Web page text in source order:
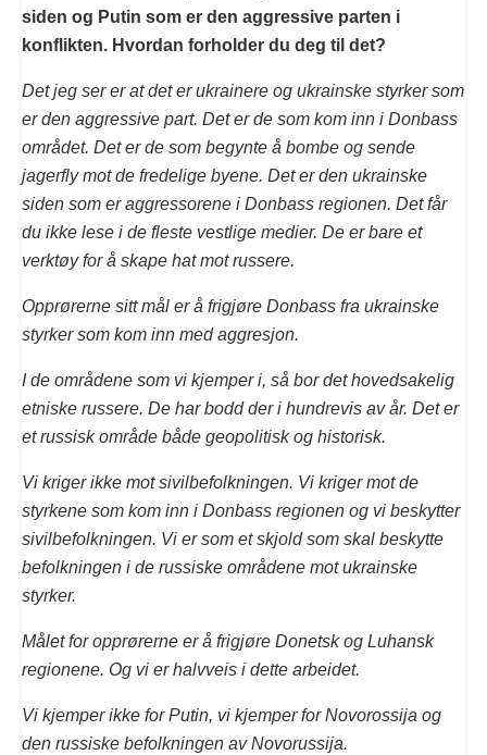
siden og Putin som er den aggressive parten i
konflikten. Hvordan forholder du deg til det?
Det jeg ser er at det er ukrainere og ukrainske styrker som
er den aggressive part. Det er de som kom inn i Donbass
området. Det er de som begynte å bombe og sende
jagerfly mot de fredelige byene. Det er den ukrainske
siden som er aggressorene i Donbass regionen. Det får
du ikke lese i de fleste vestlige medier. De er bare et
verktøy for å skape hat mot russere.
Opprørerne sitt mål er å frigjøre Donbass fra ukrainske
styrker som kom inn med aggresjon.
I de områdene som vi kjemper i, så bor det hovedsakelig
etniske russere. De har bodd der i hundrevis av år. Det er
et russisk område både geopolitisk og historisk.
Vi kriger ikke mot sivilbefolkningen. Vi kriger mot de
styrkene som kom inn i Donbass regionen og vi beskytter
sivilbefolkningen. Vi er som et skjold som skal beskytte
befolkningen i de russiske områdene mot ukrainske
styrker.
Målet for opprørerne er å frigjøre Donetsk og Luhansk
regionene. Og vi er halvveis i dette arbeidet.
Vi kjemper ikke for Putin, vi kjemper for Novorossija og
den russiske befolkningen av Novorussija.